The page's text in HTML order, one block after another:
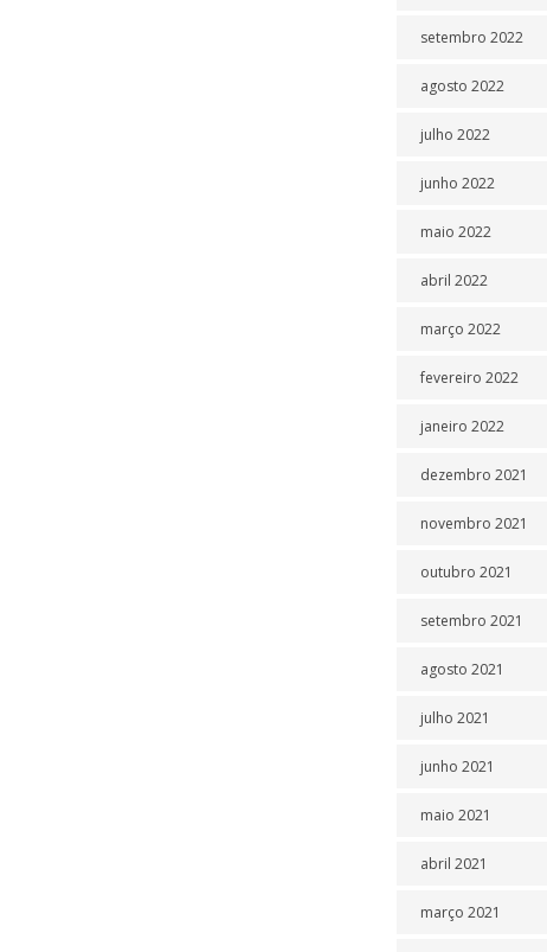
setembro 2022
agosto 2022
julho 2022
junho 2022
maio 2022
abril 2022
março 2022
fevereiro 2022
janeiro 2022
dezembro 2021
novembro 2021
outubro 2021
setembro 2021
agosto 2021
julho 2021
junho 2021
maio 2021
abril 2021
março 2021